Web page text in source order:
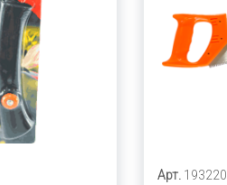
Арт. 193220